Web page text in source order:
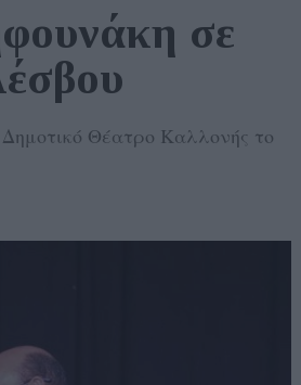
σε
Θέατρο Καλλονής το